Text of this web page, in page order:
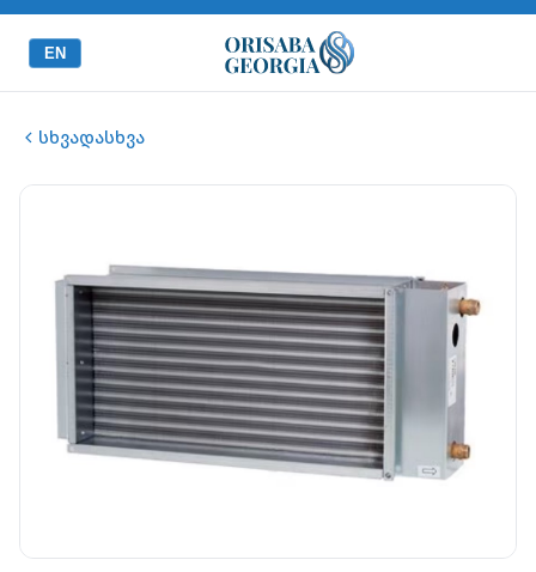
EN
სხვადასხვა